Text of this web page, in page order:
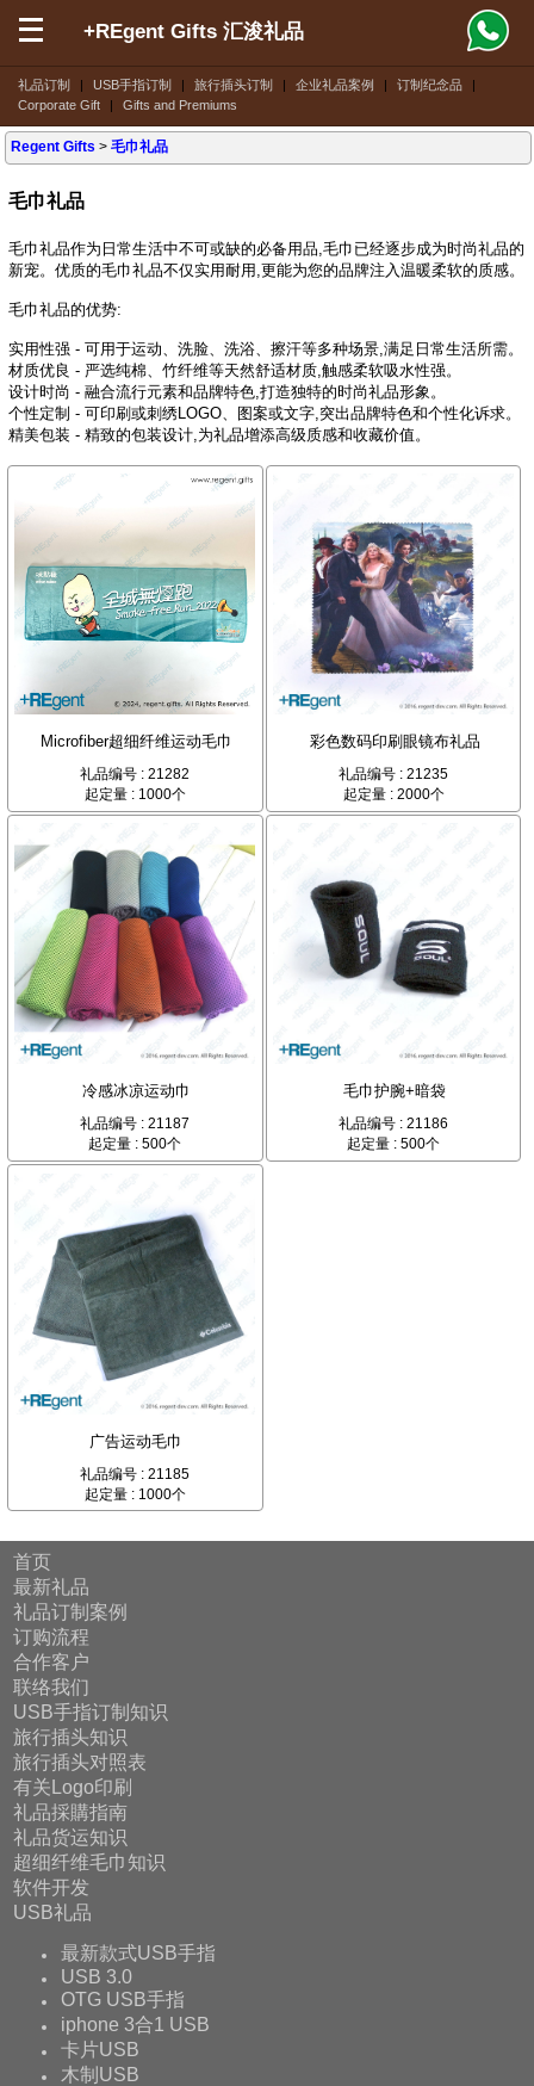
礼品订制 | USB手指订制 | 旅行插头订制 | 企业礼品案例 | 订制纪念品
|
Corporate Gift
| Gifts and Premiums
+REgent Gifts 汇浚礼品
Regent Gifts >毛巾礼品
毛巾礼品
毛巾礼品作为日常生活中不可或缺的必备用品,毛巾已经逐步成为时尚礼品的
新宠。优质的毛巾礼品不仅实用耐用,更能为您的品牌注入温暖柔软的质感。
毛巾礼品的优势:
实用性强 - 可用于运动、洗脸、洗浴、擦汗等多种场景,满足日常生活所需。
材质优良 - 严选纯棉、竹纤维等天然舒适材质,触感柔软吸水性强。
设计时尚 - 融合流行元素和品牌特色,打造独特的时尚礼品形象。
个性定制 - 可印刷或刺绣LOGO、图案或文字,突出品牌特色和个性化诉求。
精美包装 - 精致的包装设计,为礼品增添高级质感和收藏价值。
Microfiber超细纤维运动毛巾
礼品编号 : 21282
起定量 : 1000个
彩色数码印刷眼镜布礼品
礼品编号 : 21235
起定量 : 2000个
冷感冰凉运动巾
礼品编号 : 21187
起定量 : 500个
毛巾护腕+暗袋
礼品编号 : 21186
起定量 : 500个
广告运动毛巾
礼品编号 : 21185
起定量 : 1000个
首页
最新礼品
礼品订制案例
订购流程
合作客户
联络我们
USB手指订制知识
旅行插头知识
旅行插头对照表
有关Logo印刷
礼品採購指南
礼品货运知识
超细纤维毛巾知识
软件开发
USB礼品
最新款式USB手指
USB 3.0
OTG USB手指
iphone 3合1 USB
卡片USB
木制USB